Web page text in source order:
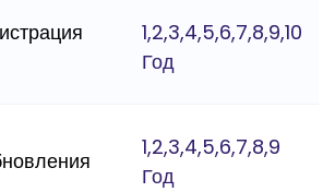
1,2,3,4,5,6,7,8,9,10
Год
1,2,3,4,5,6,7,8,9
Год